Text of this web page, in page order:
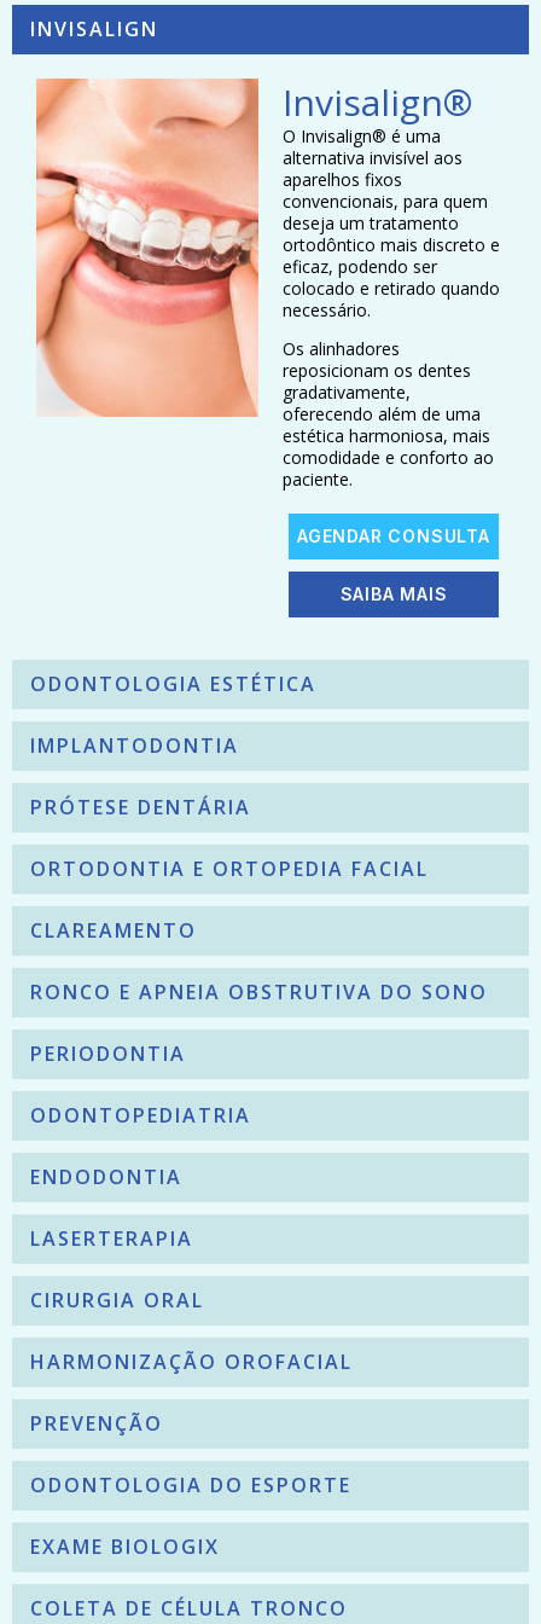
a visita
ao
experiên
cia
positiva e
divertida.
gratuito, para a sua
comodidade.
sofisticados
e
projetados
para
promover e
assegurar o
seu bem-
estar.
INVISALIGN
ODONTOLOGIA ESTÉTICA
IMPLANTODONTIA
PRÓTESE DENTÁRIA
ORTODONTIA E ORTOPEDIA FACIAL
CLAREAMENTO
RONCO E APNEIA OBSTRUTIVA DO SONO
PERIODONTIA
ODONTOPEDIATRIA
ENDODONTIA
LASERTERAPIA
CIRURGIA ORAL
HARMONIZAÇÃO OROFACIAL
PREVENÇÃO
ODONTOLOGIA DO ESPORTE
EXAME BIOLOGIX
COLETA DE CÉLULA TRONCO
Invisalign®
O Invisalign® é uma
alternativa invisível aos
aparelhos fixos
convencionais, para quem
deseja um tratamento
ortodôntico mais discreto e
eficaz, podendo ser
colocado e retirado quando
necessário.
Os alinhadores
reposicionam os dentes
gradativamente,
oferecendo além de uma
estética harmoniosa, mais
comodidade e conforto ao
paciente.
AGENDAR CONSULTA
SAIBA MAIS